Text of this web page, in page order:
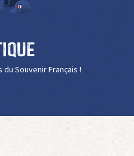
Souvenir Français !